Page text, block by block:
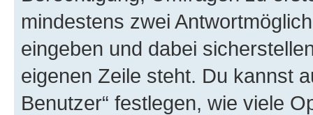
mindestens zwei
eingeben und dabei
eigenen Zeile steht. Du kannst
Benutzer“ festlegen, wie viele